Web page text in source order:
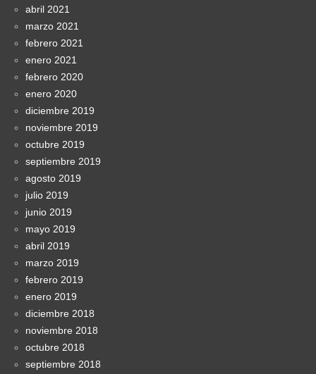
abril 2021
marzo 2021
febrero 2021
enero 2021
febrero 2020
enero 2020
diciembre 2019
noviembre 2019
octubre 2019
septiembre 2019
agosto 2019
julio 2019
junio 2019
mayo 2019
abril 2019
marzo 2019
febrero 2019
enero 2019
diciembre 2018
noviembre 2018
octubre 2018
septiembre 2018